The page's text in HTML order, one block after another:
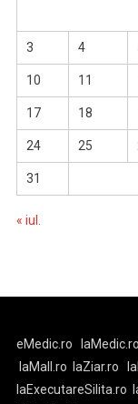
3 4
10 11
17 18
24 25
31
« iul.
eMedic.ro laMedic.ro
laMall.ro
laZiar.ro
laExecutareSilita.ro